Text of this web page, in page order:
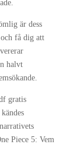
är dess
få dig att
halvt
gratis
Piece 5: Vem